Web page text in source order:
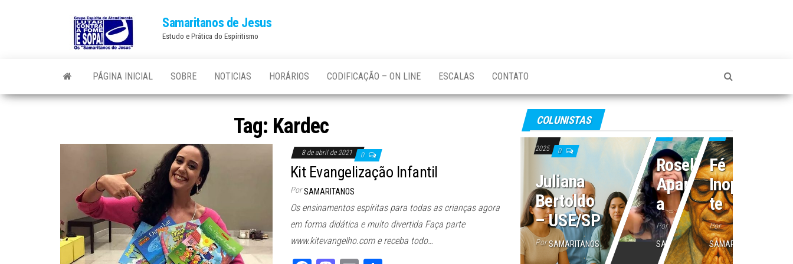
Samaritanos de Jesus
Estudo e Prática do Espíritismo
PÁGINA INICIAL SOBRE NOTICIAS HORÁRIOS CODIFICAÇÃO – ON LINE ESCALAS CONTATO
Tag: Kardec
8 de abril de 2021 0
Kit Evangelização Infantil
Por SAMARITANOS
Os ensinamentos espíritas para todas as crianças agora
em forma didática e muito divertida Faça parte
www.kitevangelho.com e receba todo…
COLUNISTAS
16 de julho de
2025
0
Juliana
Bertoldo
– USE/SP
Por SAMARITANOS
Roseli
Aparecid
a
Por
SAMARITANOS
Fé
Inoperan
te
Por
SAMARITANOS